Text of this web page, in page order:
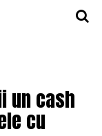
un cash
cu